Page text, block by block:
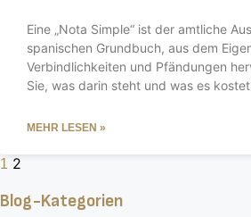
Eine „Nota Simple“ ist der amtliche
spanischen Grundbuch, aus dem
Verbindlichkeiten und Pfändungen
Sie, was darin steht und was es
MEHR LESEN »
1 2
Blog-Kategorien